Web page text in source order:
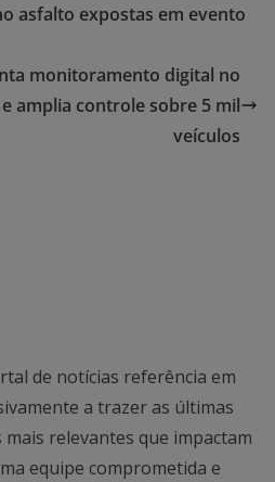
asfalto expostas em evento
monitoramento digital no
amplia controle sobre 5 mil
veículos
de notícias referência em
a trazer as últimas
relevantes que impactam
equipe comprometida e